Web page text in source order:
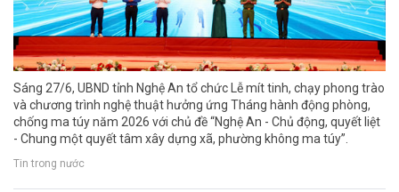
Sáng 27/6, UBND tỉnh Nghệ An tổ chức Lễ mít tinh, chạy phong trào
và chương trình nghệ thuật hưởng ứng Tháng hành động phòng,
chống ma túy năm 2026 với chủ đề “Nghệ An - Chủ động, quyết liệt
- Chung một quyết tâm xây dựng xã, phường không ma túy”.
Tin trong nước